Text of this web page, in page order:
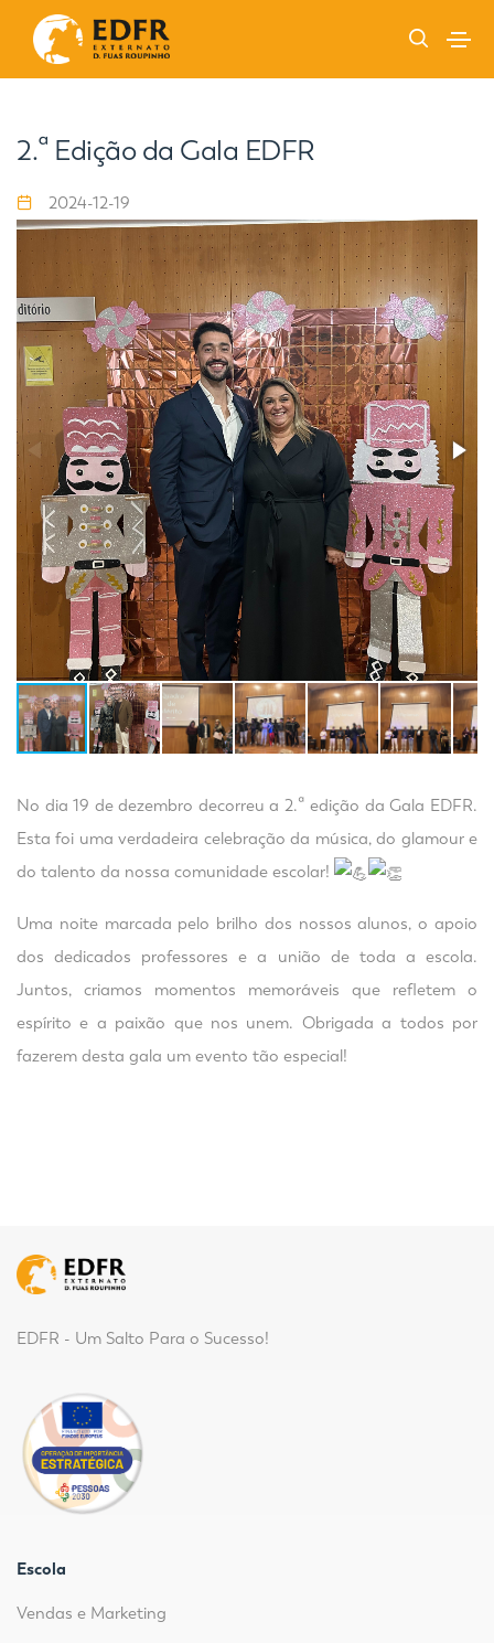
2.ª Edição da Gala EDFR
2024-12-19
No dia 19 de dezembro decorreu a 2.ª edição da Gala EDFR.
Esta foi uma verdadeira celebração da música, do glamour e
do talento da nossa comunidade escolar!
Uma noite marcada pelo brilho dos nossos alunos, o apoio
dos dedicados professores e a união de toda a escola.
Juntos, criamos momentos memoráveis que refletem o
espírito e a paixão que nos unem. Obrigada a todos por
fazerem desta gala um evento tão especial!
EDFR - Um Salto Para o Sucesso!
Escola
Vendas e Marketing